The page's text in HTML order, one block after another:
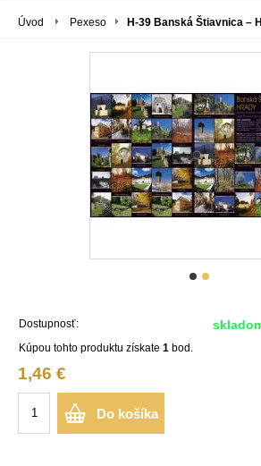
Úvod Pexeso H-39 Banská Štiavnica –
Dostupnosť:
Kúpou tohto produktu získate 1 bod.
1,46 €
Do košíka